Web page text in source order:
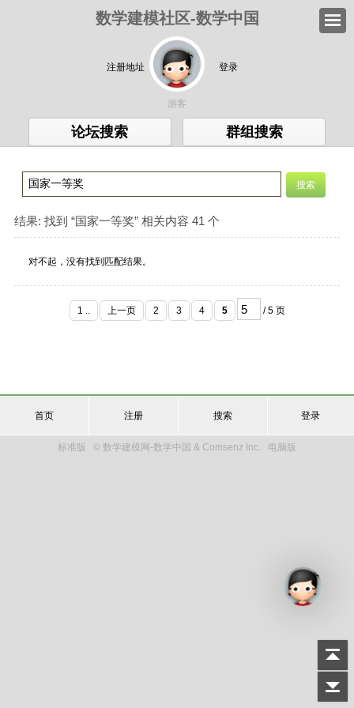
数学建模社区-数学中国
注册地址 登录
游客
论坛搜索 群组搜索
结果: 找到 “国家一等奖” 相关内容 41 个
对不起，没有找到匹配结果。
1 .. 上一页 2 3 4 5 / 5 页
首页 注册 搜索 登录
标准版 © 数学建模网-数学中国 & Comsenz Inc. 电脑版